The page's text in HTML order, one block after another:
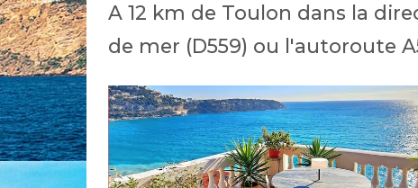
A 12 km de Toulon dans la
de mer (D559) ou l'autoroute